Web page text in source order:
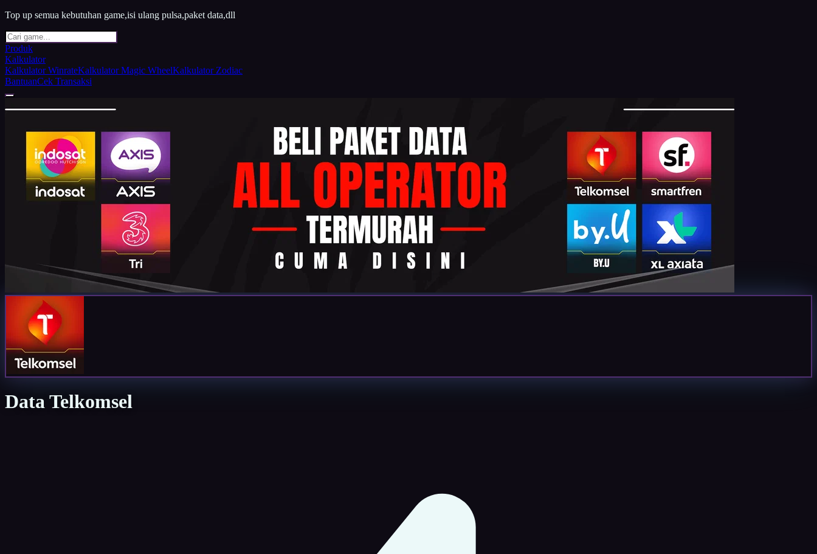
Top up semua kebutuhan game,isi ulang pulsa,paket data,dll
Produk
Kalkulator
Kalkulator WinrateKalkulator Magic WheelKalkulator Zodiac
BantuanCek Transaksi
Data Telkomsel